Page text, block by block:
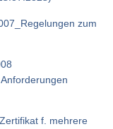
zum
f. mehrere